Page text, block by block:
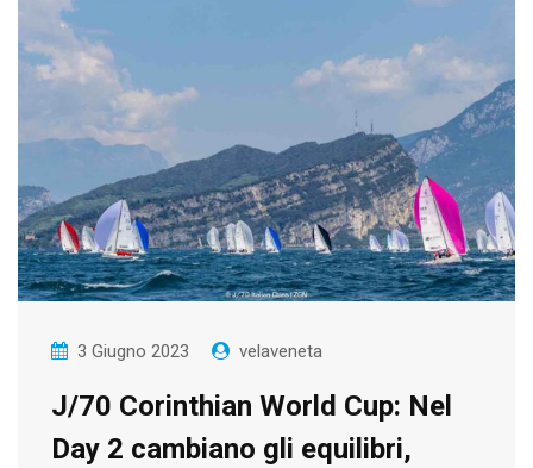
3 Giugno 2023 velaveneta
J/70 Corinthian World Cup: Nel
Day 2 cambiano gli equilibri,